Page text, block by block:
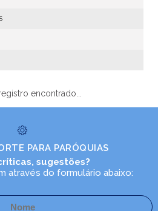
encontrado...
PARA PARÓQUIAS
sugestões?
através do formulário abaixo: